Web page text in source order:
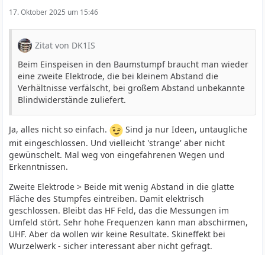
17. Oktober 2025 um 15:46
Zitat von DK1IS
Beim Einspeisen in den Baumstumpf braucht man wieder
eine zweite Elektrode, die bei kleinem Abstand die
Verhältnisse verfälscht, bei großem Abstand unbekannte
Blindwiderstände zuliefert.
Ja, alles nicht so einfach.
Sind ja nur Ideen, untaugliche
mit eingeschlossen. Und vielleicht 'strange' aber nicht
gewünschelt. Mal weg von eingefahrenen Wegen und
Erkenntnissen.
Zweite Elektrode > Beide mit wenig Abstand in die glatte
Fläche des Stumpfes eintreiben. Damit elektrisch
geschlossen. Bleibt das HF Feld, das die Messungen im
Umfeld stört. Sehr hohe Frequenzen kann man abschirmen,
UHF. Aber da wollen wir keine Resultate. Skineffekt bei
Wurzelwerk - sicher interessant aber nicht gefragt.